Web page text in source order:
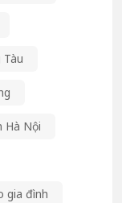
Tàu
Hà Nội
gia đình